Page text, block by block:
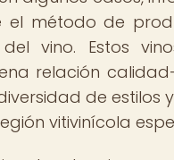
el método de
vino. Estos
relación
de estilos
vitivinícola